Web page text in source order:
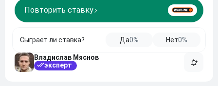
Повторить ставку
Сыграет ли ставка? Да0% Нет0%
Владислав Мяснов
эксперт